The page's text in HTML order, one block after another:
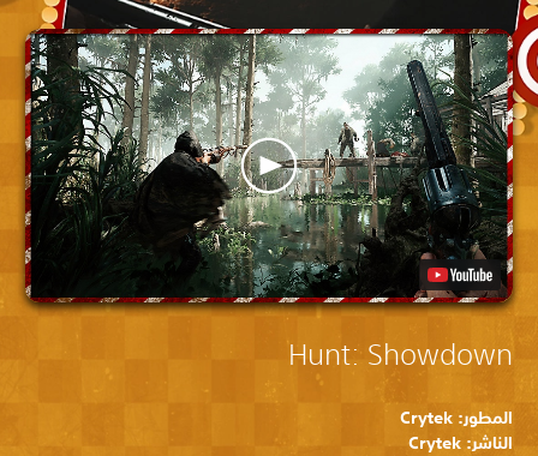
Hunt: Showdown
المطور: Crytek
الناشر: Crytek